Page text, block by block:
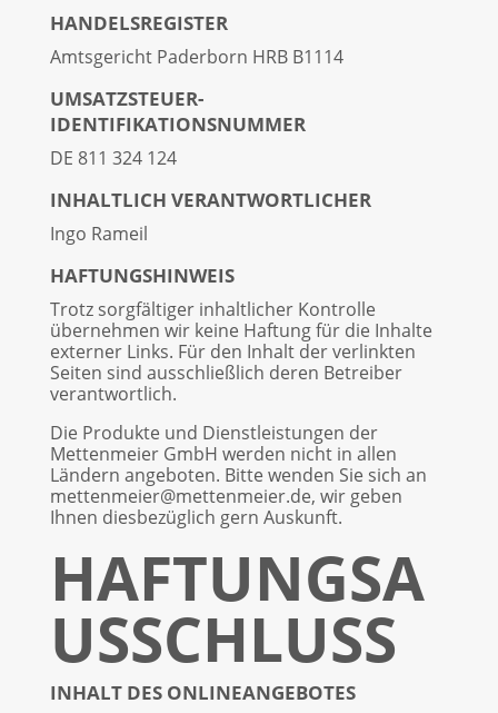
HANDELSREGISTER
Amtsgericht Paderborn HRB B1114
UMSATZSTEUER-
IDENTIFIKATIONSNUMMER
DE 811 324 124
INHALTLICH VERANTWORTLICHER
Ingo Rameil
HAFTUNGSHINWEIS
Trotz sorgfältiger inhaltlicher Kontrolle
übernehmen wir keine Haftung für die Inhalte
externer Links. Für den Inhalt der verlinkten
Seiten sind ausschließlich deren Betreiber
verantwortlich.
Die Produkte und Dienstleistungen der
Mettenmeier GmbH werden nicht in allen
Ländern angeboten. Bitte wenden Sie sich an
mettenmeier@mettenmeier.de, wir geben
Ihnen diesbezüglich gern Auskunft.
HAFTUNGSA
USSCHLUSS
INHALT DES ONLINEANGEBOTES